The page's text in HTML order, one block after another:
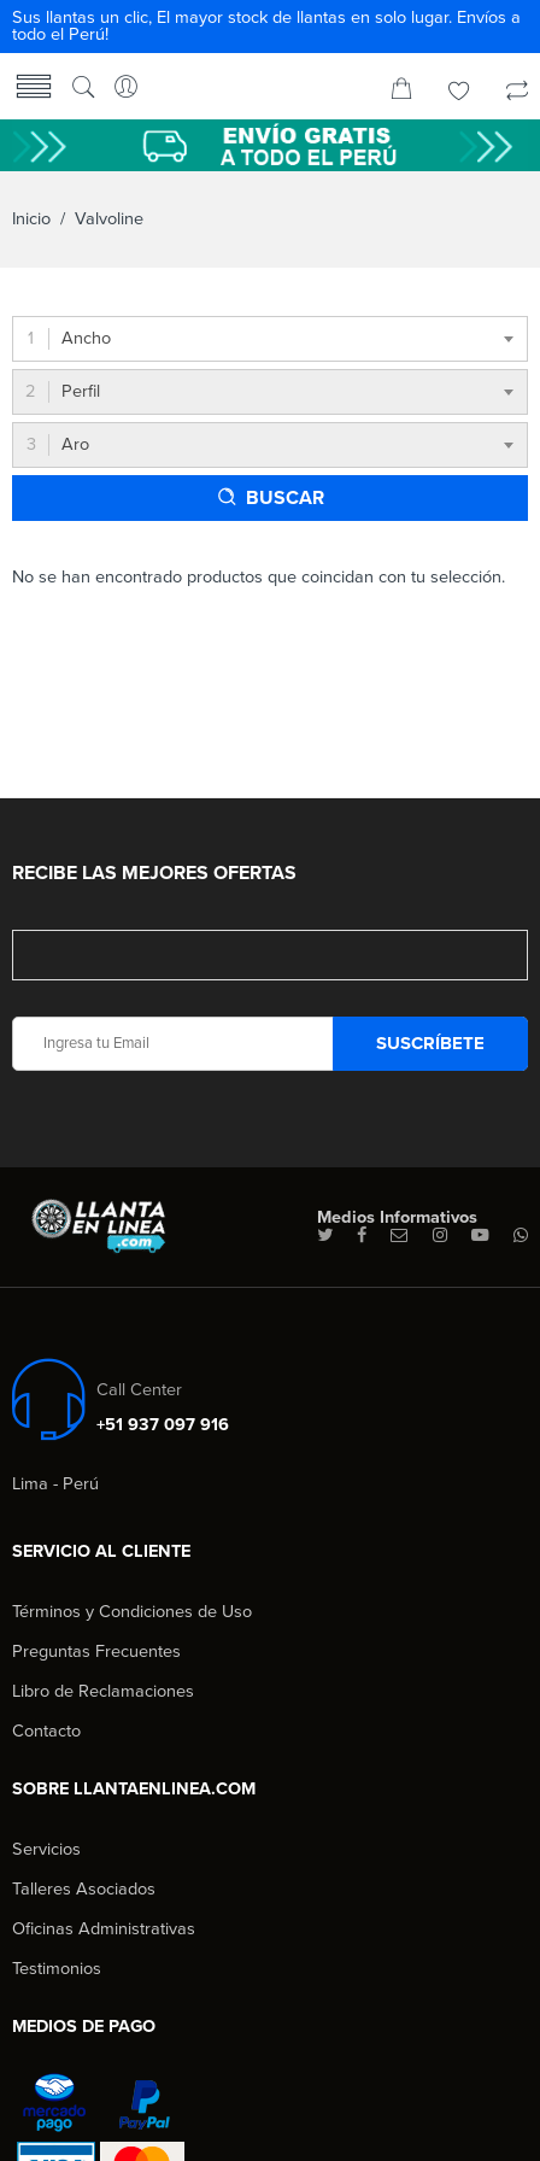
Sus llantas un clic, El mayor stock de llantas en solo lugar. Envíos a
todo el Perú!
Inicio / Valvoline
Ancho
Perfil
Aro
BUSCAR
No se han encontrado productos que coincidan con tu selección.
RECIBE LAS MEJORES OFERTAS
Medios Informativos
Call Center
+51 937 097 916
Lima - Perú
SERVICIO AL CLIENTE
Términos y Condiciones de Uso
Preguntas Frecuentes
Libro de Reclamaciones
Contacto
SOBRE LLANTAENLINEA.COM
Servicios
Talleres Asociados
Oficinas Administrativas
Testimonios
MEDIOS DE PAGO